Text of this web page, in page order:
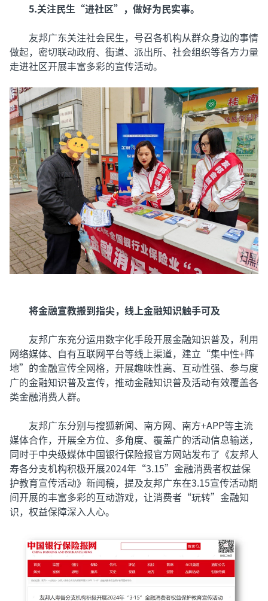
5.关注民生“进社区”，做好为民实事。
友邦广东关注社会民生，号召各机构从群众身边的事情
做起，密切联动政府、街道、派出所、社会组织等各方力量
走进社区开展丰富多彩的宣传活动。
将金融宣教搬到指尖，线上金融知识触手可及
友邦广东充分运用数字化手段开展金融知识普及，利用
网络媒体、自有互联网平台等线上渠道，建立“集中性+阵
地”的金融宣传全网格，开展趣味性高、互动性强、参与度
广的金融知识普及宣传，推动金融知识普及活动有效覆盖各
类金融消费人群。
友邦广东分别与搜狐新闻、南方网、南方+APP等主流
媒体合作，开展全方位、多角度、覆盖广的活动信息输送，
同时于中央级媒体中国银行保险报官方网站发布了《友邦人
寿各分支机构积极开展2024年“3.15”金融消费者权益保
护教育宣传活动》新闻稿，提及友邦广东在3.15宣传活动期
间开展的丰富多彩的互动游戏，让消费者“玩转”金融知
识，权益保障深入人心。